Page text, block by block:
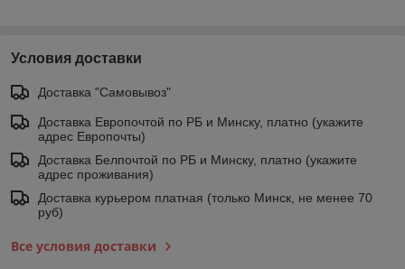
Условия доставки
Доставка "Самовывоз"
Доставка Европочтой по РБ и Минску, платно (укажите
адрес Европочты)
Доставка Белпочтой по РБ и Минску, платно (укажите
адрес проживания)
Доставка курьером платная (только Минск, не менее 70
руб)
Все условия доставки